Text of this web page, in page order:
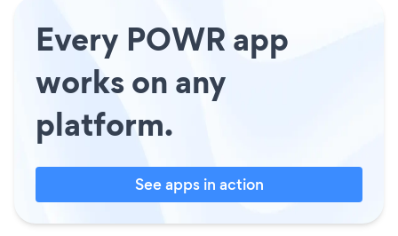
Every POWR app
works on any
platform.
See apps in action